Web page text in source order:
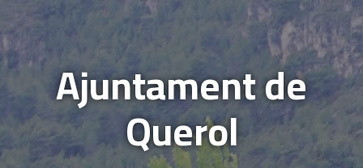
Ajuntament de
Querol